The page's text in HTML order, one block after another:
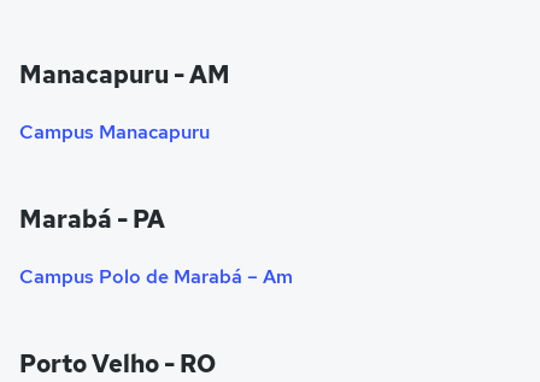
Manacapuru - AM
Campus Manacapuru
Marabá - PA
Campus Polo de Marabá – Am
Porto Velho - RO